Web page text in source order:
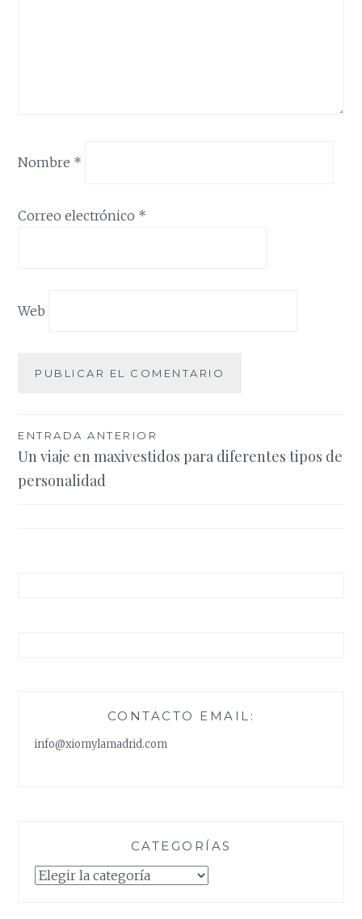
Nombre *
Correo electrónico *
Web
Navegación
de
entradas
ENTRADA ANTERIOR
Un viaje en maxivestidos para diferentes tipos de
personalidad
CONTACTO EMAIL:
info@xiomylamadrid.com
CATEGORÍAS
Categorías